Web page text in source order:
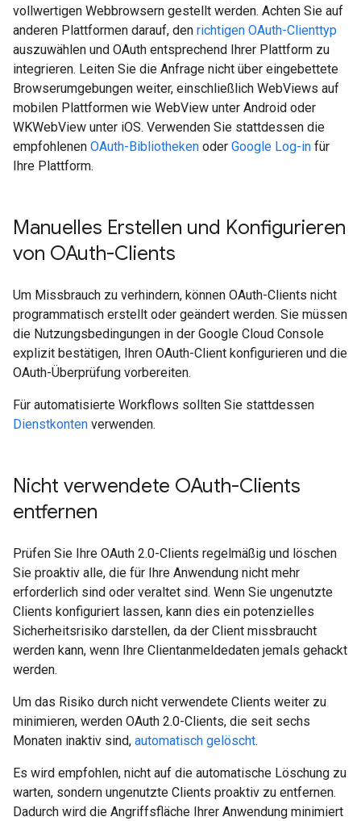
vollwertigen Webbrowsern gestellt werden. Achten Sie auf
anderen Plattformen darauf, den richtigen OAuth-Clienttyp
auszuwählen und OAuth entsprechend Ihrer Plattform zu
integrieren. Leiten Sie die Anfrage nicht über eingebettete
Browserumgebungen weiter, einschließlich WebViews auf
mobilen Plattformen wie WebView unter Android oder
WKWebView unter iOS. Verwenden Sie stattdessen die
empfohlenen OAuth-Bibliotheken oder Google Log-in für
Ihre Plattform.
Manuelles Erstellen und Konfigurieren
von OAuth-Clients
Um Missbrauch zu verhindern, können OAuth-Clients nicht
programmatisch erstellt oder geändert werden. Sie müssen
die Nutzungsbedingungen in der Google Cloud Console
explizit bestätigen, Ihren OAuth-Client konfigurieren und die
OAuth-Überprüfung vorbereiten.
Für automatisierte Workflows sollten Sie stattdessen
Dienstkonten verwenden.
Nicht verwendete OAuth-Clients
entfernen
Prüfen Sie Ihre OAuth 2.0-Clients regelmäßig und löschen
Sie proaktiv alle, die für Ihre Anwendung nicht mehr
erforderlich sind oder veraltet sind. Wenn Sie ungenutzte
Clients konfiguriert lassen, kann dies ein potenzielles
Sicherheitsrisiko darstellen, da der Client missbraucht
werden kann, wenn Ihre Clientanmeldedaten jemals gehackt
werden.
Um das Risiko durch nicht verwendete Clients weiter zu
minimieren, werden OAuth 2.0-Clients, die seit sechs
Monaten inaktiv sind, automatisch gelöscht.
Es wird empfohlen, nicht auf die automatische Löschung zu
warten, sondern ungenutzte Clients proaktiv zu entfernen.
Dadurch wird die Angriffsfläche Ihrer Anwendung minimiert